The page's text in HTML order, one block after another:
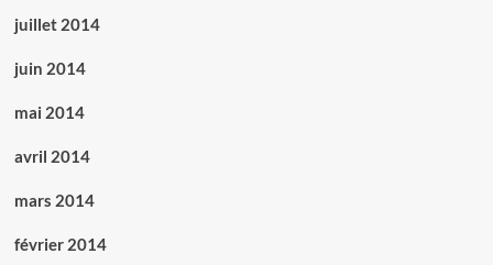
juillet 2014
juin 2014
mai 2014
avril 2014
mars 2014
février 2014